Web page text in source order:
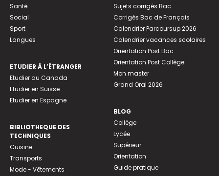
Santé
Social
Sport
Langues
ETUDIER À L’ÉTRANGER
Etudier au Canada
Etudier en Suisse
Etudier en Espagne
BIBLIOTHEQUE DES
TECHNIQUES
Cuisine
Transports
Mode - Vêtements
Sujets corrigés Bac
Corrigés Bac de Français
Calendrier Parcoursup 2026
Calendrier vacances scolaires
Orientation Post Bac
Orientation Post Collège
Mon master
Grand Oral 2026
BLOG
Collège
Lycée
Supérieur
Orientation
Guide pratique